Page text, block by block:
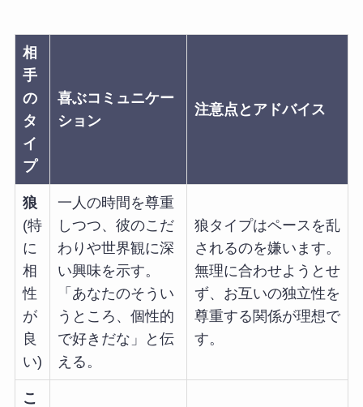
相
手
の
タ
イ
プ
喜ぶコミュニケー
ション
注意点とアドバイス
狼
(特
に
相
性
が
良
い)
一人の時間を尊重
しつつ、彼のこだ
わりや世界観に深
い興味を示す。
「あなたのそうい
うところ、個性的
で好きだな」と伝
える。
狼タイプはペースを乱
されるのを嫌います。
無理に合わせようとせ
ず、お互いの独立性を
尊重する関係が理想で
す。
こ